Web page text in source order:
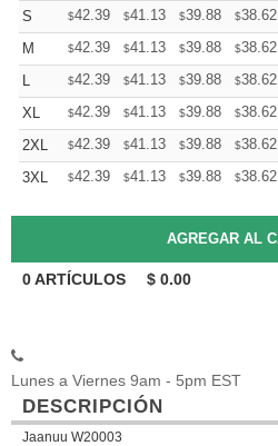
S
$42.39 $41.13 $39.88 $38.62
M
$42.39 $41.13 $39.88 $38.62
L
$42.39 $41.13 $39.88 $38.62
XL
$42.39 $41.13 $39.88 $38.62
2XL
$42.39 $41.13 $39.88 $38.62
3XL
$42.39 $41.13 $39.88 $38.62
0ARTÍCULOS $ 0.00
Lunes a Viernes 9am - 5pm EST
DESCRIPCIÓN
Jaanuu W20003